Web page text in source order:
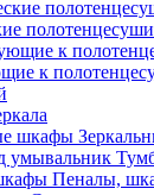
к
Пеналы,